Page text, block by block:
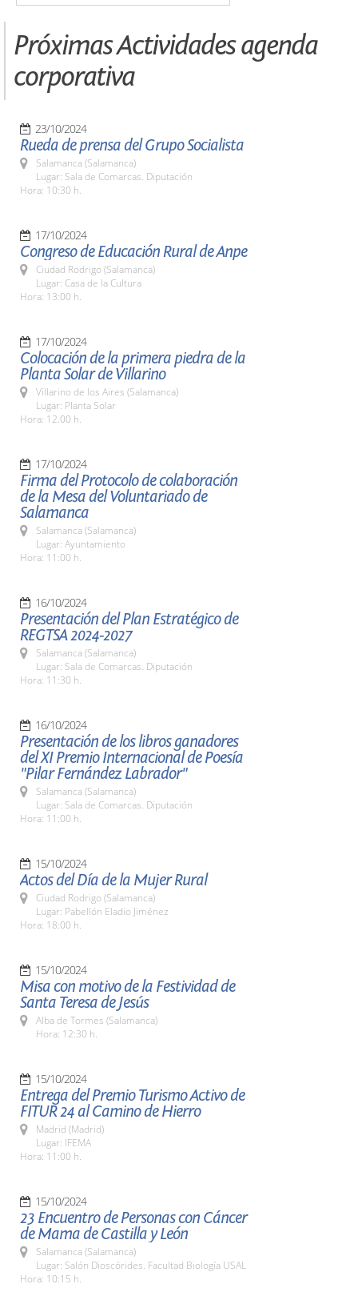
Próximas Actividades agenda
corporativa
23/10/2024
Rueda de prensa del Grupo Socialista
Salamanca (Salamanca)
Lugar: Sala de Comarcas. Diputación
Hora: 10:30 h.
17/10/2024
Congreso de Educación Rural de Anpe
Ciudad Rodrigo (Salamanca)
Lugar: Casa de la Cultura
Hora: 13:00 h.
17/10/2024
Colocación de la primera piedra de la
Planta Solar de Villarino
Villarino de los Aires (Salamanca)
Lugar: Planta Solar
Hora: 12.00 h.
17/10/2024
Firma del Protocolo de colaboración
de la Mesa del Voluntariado de
Salamanca
Salamanca (Salamanca)
Lugar: Ayuntamiento
Hora: 11:00 h.
16/10/2024
Presentación del Plan Estratégico de
REGTSA 2024-2027
Salamanca (Salamanca)
Lugar: Sala de Comarcas. Diputación
Hora: 11:30 h.
16/10/2024
Presentación de los libros ganadores
del XI Premio Internacional de Poesía
"Pilar Fernández Labrador"
Salamanca (Salamanca)
Lugar: Sala de Comarcas. Diputación
Hora: 11:00 h.
15/10/2024
Actos del Día de la Mujer Rural
Ciudad Rodrigo (Salamanca)
Lugar: Pabellón Eladio Jiménez
Hora: 18:00 h.
15/10/2024
Misa con motivo de la Festividad de
Santa Teresa de Jesús
Alba de Tormes (Salamanca)
Hora: 12:30 h.
15/10/2024
Entrega del Premio Turismo Activo de
FITUR 24 al Camino de Hierro
Madrid (Madrid)
Lugar: IFEMA
Hora: 11:00 h.
15/10/2024
23 Encuentro de Personas con Cáncer
de Mama de Castilla y León
Salamanca (Salamanca)
Lugar: Salón Dioscórides. Facultad Biología USAL
Hora: 10:15 h.